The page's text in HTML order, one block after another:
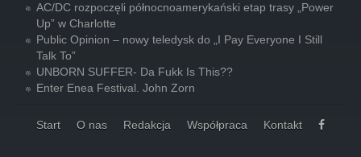
AC/DC rozpoczęli północnoamerykański etap trasy „Power
Up” w Charlotte
Public Opinion – nowy teledysk do „I Pay Everyone I Still
Talk To”
UNBORN SUFFER- Da Fukk Is This??
Enter Enea Festival. John Zorn
Start O nas Redakcja Współpraca Kontakt